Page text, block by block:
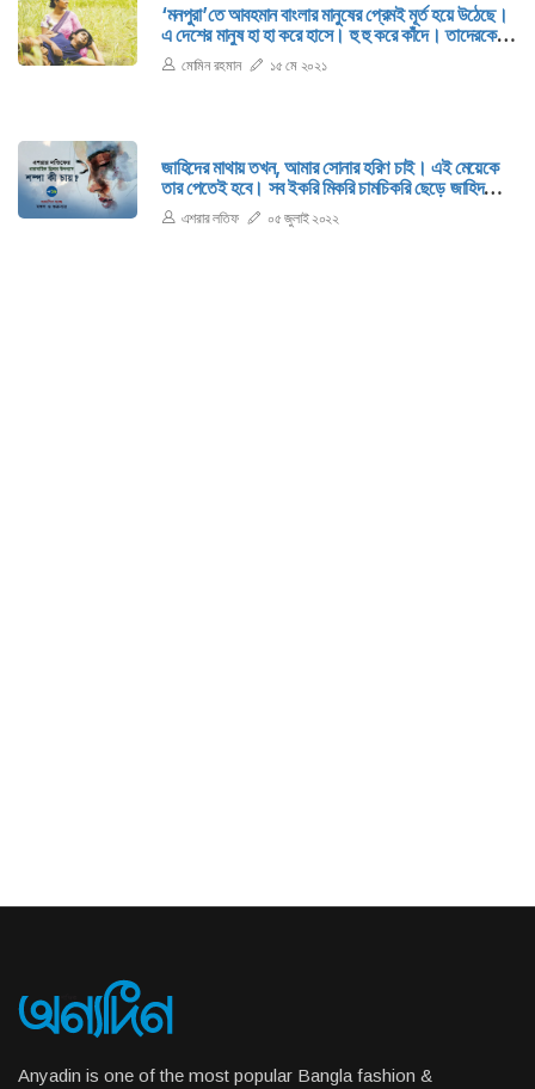
‘মনপুরা’তে আবহমান বাংলার মানুষের প্রেমই মূর্ত হয়ে উঠেছে।
এ দেশের মানুষ হা হা করে হাসে। হু হু করে কাঁদে। তাদেরকে
তাড়িত করে আবেগ। তাদের সঙ্গে সুন্দর প্রেমই এ ছবিটিতে
পরিস্ফুটিত।
মোমিন রহমান ১৫ মে ২০২১
জাহিদের মাথায় তখন, আমার সোনার হরিণ চাই। এই মেয়েকে
তার পেতেই হবে। সব ইকরি মিকরি চামচিকরি ছেড়ে জাহিদ
হিমানীর পেছনে লেগে রইল তো রইলই। দেখা যেত সে মণ্ডপে
গিয়ে কখন হিমানী আসবে সেই অপেক্ষায় বসে আছে।
এশরার লতিফ ০৫ জুলাই ২০২২
Anyadin is one of the most popular Bangla fashion &